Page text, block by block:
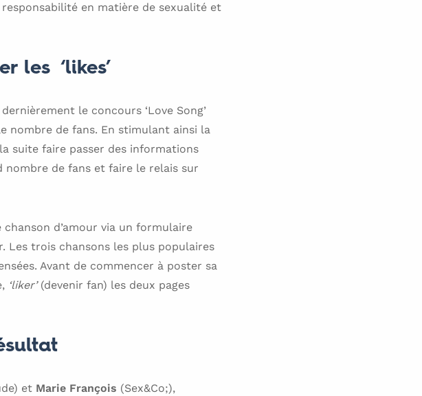
en matière de sexualité et
les ‘likes’
le concours ‘Love Song’
nombre de fans. En stimulant ainsi la
suite faire passer des informations
de fans et faire le relais sur
d’amour via un formulaire
Les trois chansons les plus populaires
Avant de commencer à poster sa
‘liker’ (devenir fan) les deux pages
et Marie François (Sex&Co;),